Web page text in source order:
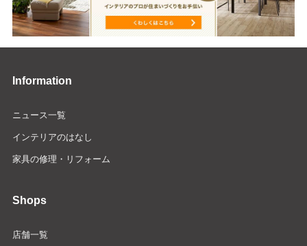
Information
ニュース一覧
インテリアのはなし
家具の修理・リフォーム
Shops
店舗一覧